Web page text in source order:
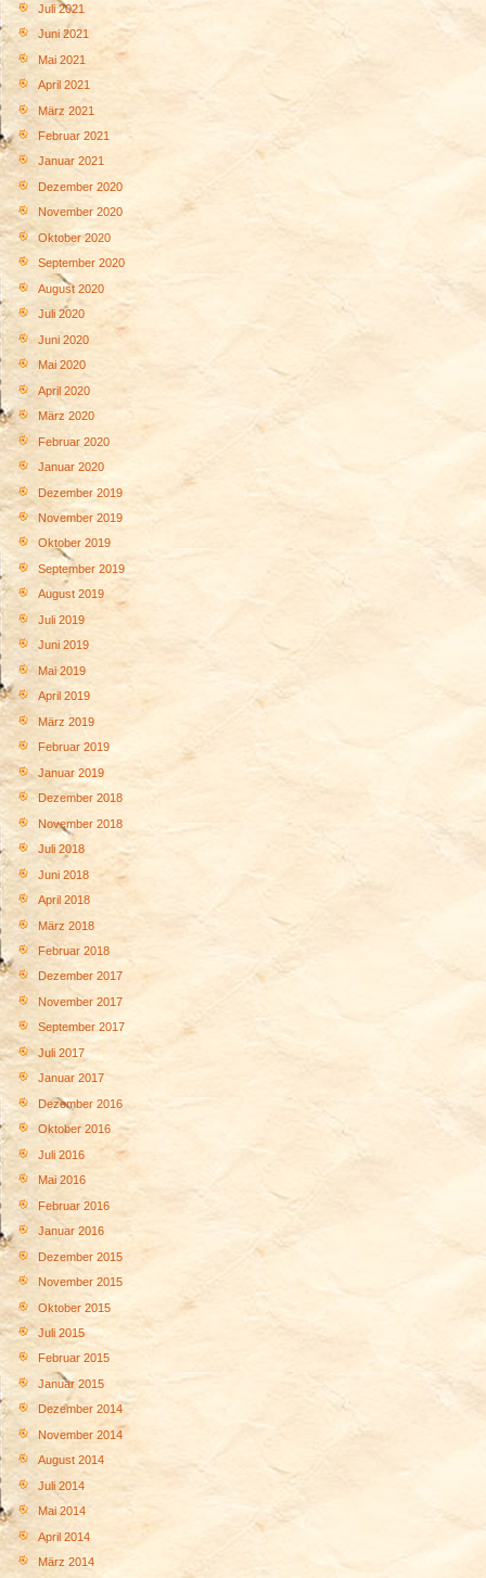
Juli 2021
Juni 2021
Mai 2021
April 2021
März 2021
Februar 2021
Januar 2021
Dezember 2020
November 2020
Oktober 2020
September 2020
August 2020
Juli 2020
Juni 2020
Mai 2020
April 2020
März 2020
Februar 2020
Januar 2020
Dezember 2019
November 2019
Oktober 2019
September 2019
August 2019
Juli 2019
Juni 2019
Mai 2019
April 2019
März 2019
Februar 2019
Januar 2019
Dezember 2018
November 2018
Juli 2018
Juni 2018
April 2018
März 2018
Februar 2018
Dezember 2017
November 2017
September 2017
Juli 2017
Januar 2017
Dezember 2016
Oktober 2016
Juli 2016
Mai 2016
Februar 2016
Januar 2016
Dezember 2015
November 2015
Oktober 2015
Juli 2015
Februar 2015
Januar 2015
Dezember 2014
November 2014
August 2014
Juli 2014
Mai 2014
April 2014
März 2014